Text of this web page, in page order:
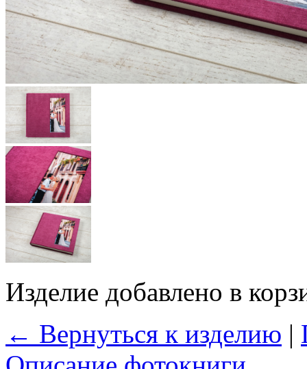
Изделие добавлено в
← Вернуться к изделию |